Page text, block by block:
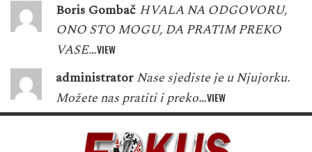
Boris Gombač HVALA NA ODGOVORU,
ONO STO MOGU, DA PRATIM PREKO
VASE…VIEW
administrator Nase sjediste je u Njujorku.
Možete nas pratiti i preko…VIEW